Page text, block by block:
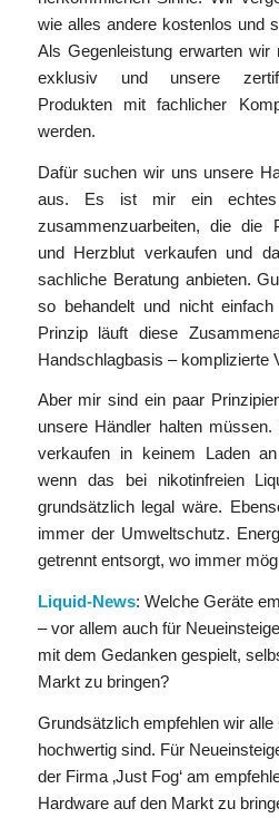
wie alles andere kostenlos und
Als Gegenleistung erwarten wir
exklusiv und unsere
Produkten mit fachlicher
werden.
Dafür suchen wir uns unsere
aus. Es ist mir ein echtes
zusammenzuarbeiten, die die
und Herzblut verkaufen und
sachliche Beratung anbieten.
so behandelt und nicht
Prinzip läuft diese
Handschlagbasis – komplizierte
Aber mir sind ein paar
unsere Händler halten
verkaufen in keinem Laden
wenn das bei nikotinfreien
grundsätzlich legal wäre.
immer der Umweltschutz.
getrennt entsorgt, wo immer
Liquid-News: Welche Geräte
– vor allem auch für
mit dem Gedanken gespielt,
Markt zu bringen?
Grundsätzlich empfehlen wir alle
hochwertig sind. Für
der Firma ‚Just Fog‘ am
Hardware auf den Markt zu